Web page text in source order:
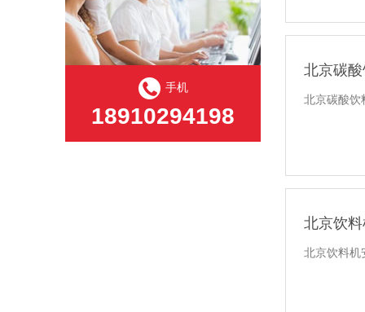
手机
18910294198
北京碳
北京碳酸饮
北京饮
北京饮料